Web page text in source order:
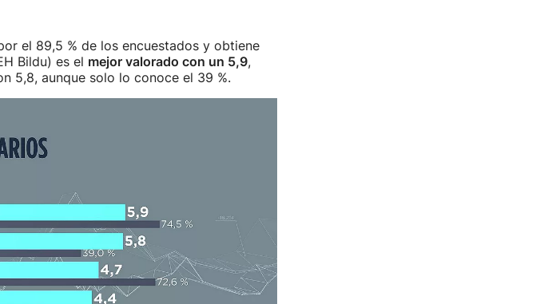
el 89,5 % de los encuestados y obtiene
Bildu) es el mejor valorado con un 5,9,
5,8, aunque solo lo conoce el 39 %.